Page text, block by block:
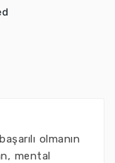
olmanın
mental